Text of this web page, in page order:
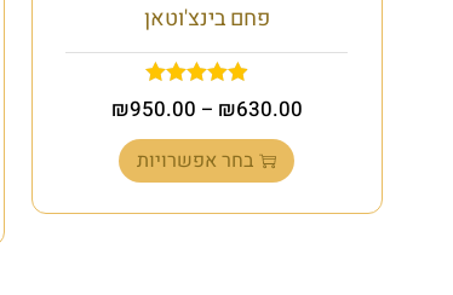
פחם בינצ'וטאן
₪630.00
–
₪950.00
בחר אפשרויות